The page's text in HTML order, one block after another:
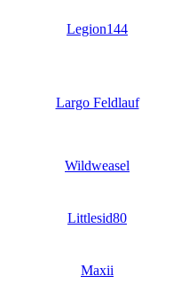
Legion144
Largo Feldlauf
Wildweasel
Littlesid80
Maxii